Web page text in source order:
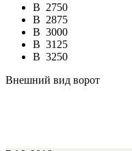
В 2750
В 2875
В 3000
В 3125
В 3250
Внешний вид ворот